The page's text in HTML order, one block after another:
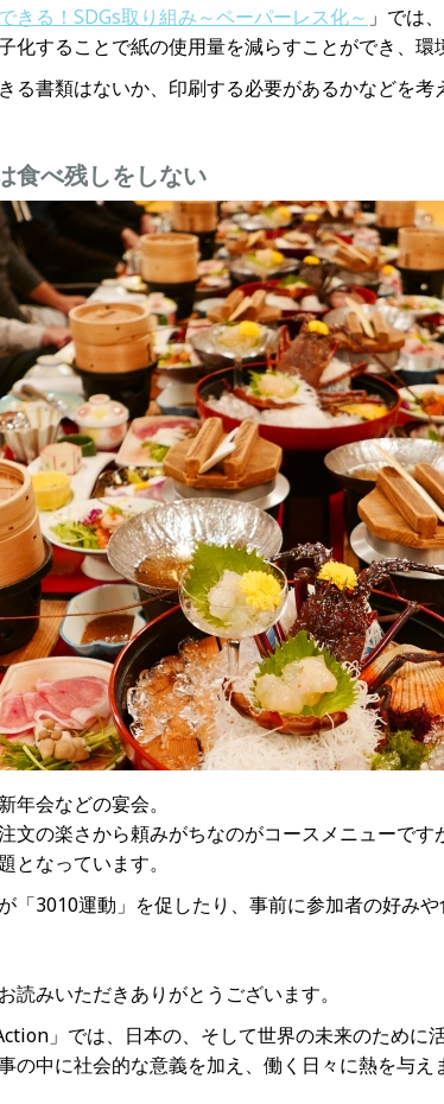
きる！SDGs取り組み～ペーパーレス化～ 」では
化することで紙の使用量を減らすことができ、
る書類はないか、印刷する必要があるかなどを考
食べ残しをしない
年会などの宴会。
文の楽さから頼みがちなのがコースメニューで
となっています。
「3010運動」を促したり、事前に参加者の好み
読みいただきありがとうございます。
」では、日本の、そして世界の未来のため
の中に社会的な意義を加え、働く日々に熱を与え